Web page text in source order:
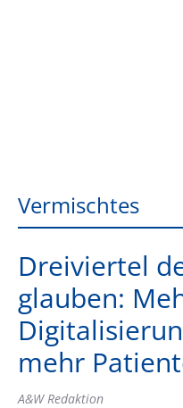
Vermischtes
Dreiviertel
glauben:
mehr
A&W Redaktion